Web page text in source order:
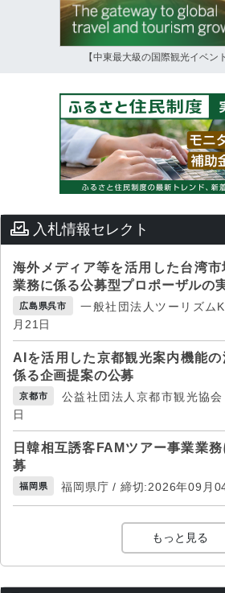
【中東最大級の国際観光イベン
入札情報セレクト
海外メディア等を活用した台湾
業務に係る公募型プロポーザルの
広島県呉市
一般社団法人ツーリズム
月21日
AIを活用した京都観光案内機能
係る企画提案の公募
京都市
公益社団法人京都市観光協
日
日韓相互誘客FAMツアー事業業
募
福岡県 福岡県庁 / 締切:2026年09月
もっと見る